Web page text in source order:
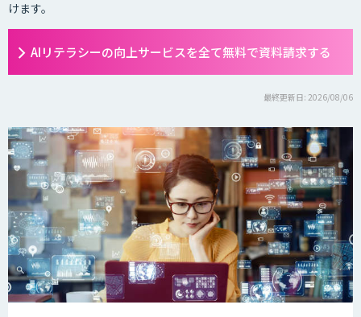
けます。
AIリテラシーの向上サービスを全て無料で資料請求する
最終更新日: 2026/08/06